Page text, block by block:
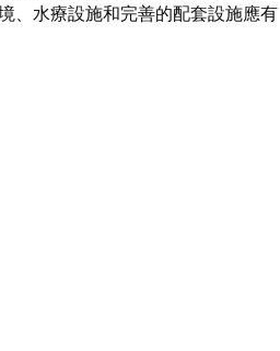
、水療設施和完善的配套設施應有
，可搭乘滑雪纜車前往佩里舍。
假之旅。時尚的風格、優越的地